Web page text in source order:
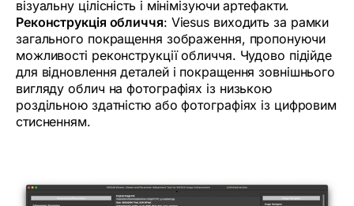
візуальну цілісність і мінімізуючи артефакти.
Реконструкція обличчя: Viesus виходить за рамки
загального покращення зображення, пропонуючи
можливості реконструкції обличчя. Чудово підійде
для відновлення деталей і покращення зовнішнього
вигляду облич на фотографіях із низькою
роздільною здатністю або фотографіях із цифровим
стисненням.